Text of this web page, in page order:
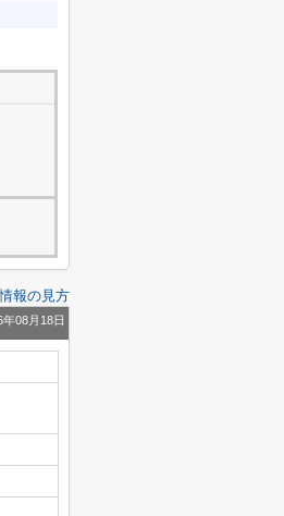
情報の見方
08月18日